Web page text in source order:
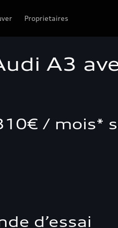
Proprietaires
A3
/ mois*
d’essai